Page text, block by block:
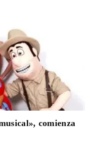
comienza